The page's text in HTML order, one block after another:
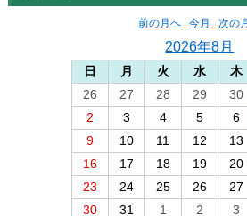
前の月へ 今月 次の
2026年8月
日 月 火 水 木
26
27 28 29 30
2
3 4 5 6
9
10 11 12 13
16
17 18 19 20
23
24 25 26 27
30
31 1 2 3